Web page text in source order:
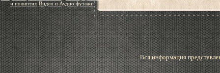
и полиптих Видео и Аудио футажи
Вся информация